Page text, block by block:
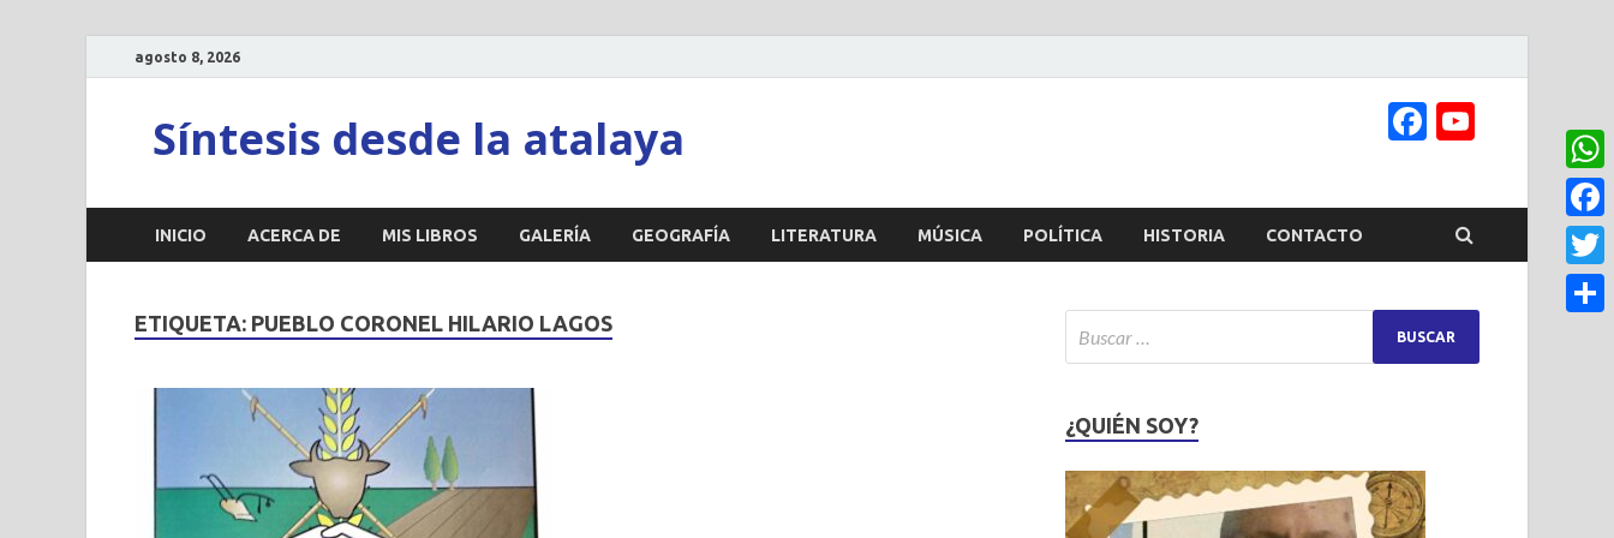
agosto 8, 2026
Síntesis desde la atalaya Facebook
Channel
INICIO ACERCA DE MIS LIBROS GALERÍA GEOGRAFÍA LITERATURA MÚSICA POLÍTICA HISTORIA CONTACTO
ETIQUETA: PUEBLO CORONEL HILARIO LAGOS
¿QUIÉN SOY?